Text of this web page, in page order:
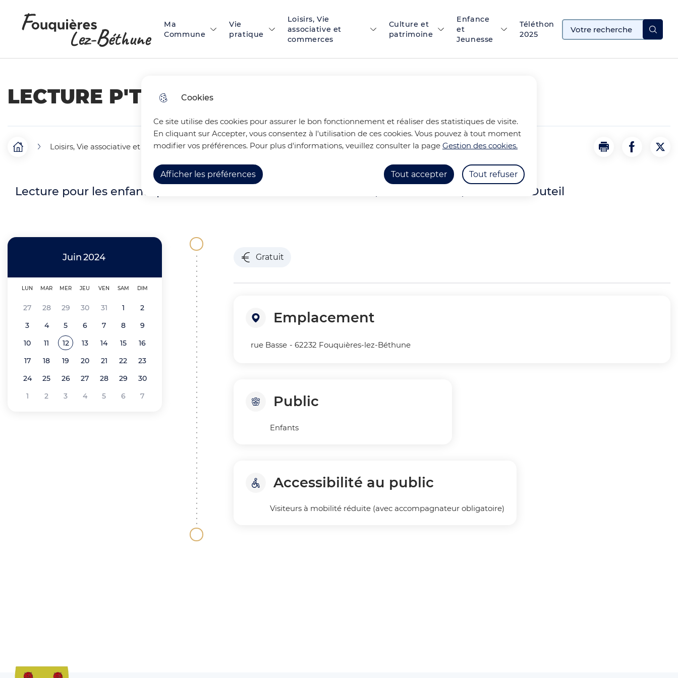
Cookies
Ce site utilise des cookies pour assurer le bon fonctionnement et réaliser des statistiques de visite.
En cliquant sur Accepter, vous consentez à l'utilisation de ces cookies. Vous pouvez à tout moment
modifier vos préférences. Pour plus d'informations, veuillez consulter la page Gestion des cookies.
Afficher les préférences Tout accepter Tout refuser
Skip to menu Skip to search Aller au contenu principal
Skip to site map
Fouquières-lez-Béthune
a
a
t
i
o
n
p
i
c
Ma
Commune
Vie
pratique
Loisirs, Vie
associative et
commerces
Culture et
patrimoine
Enfance
et
Jeunesse
Téléthon
2025
LECTURE P'TITS BOUTS D'HISTOIRES
FAccueil Loisirs, Vie associative et Commerces Agenda LECTURE P'TITS BOUTS D'HISTOIRES ImprimerPartager la
Lecture pour les enfants par l'association P'tits Bouts d'histoires, salle motricité, école Yves Duteil
Juin2024
LUN MAR MER JEU VEN SAM DIM
27 28 29 30 31 1
2
3
4 5 6 7 8
9
10
11 Voir tous les événements de
12Juin 2024
13 14 15
16
17
18 19 20 21 22
23
24
25 26 27 28 29
30
1
2 3 4 5 6 7
Gratuit
Emplacement
rue Basse - 62232 Fouquières-lez-Béthune
Public
Enfants
Accessibilité au public
Visiteurs à mobilité réduite (avec accompagnateur obligatoire)